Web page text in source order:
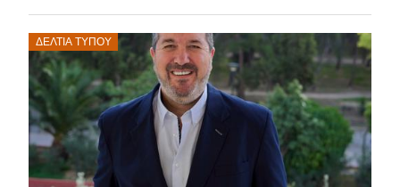
ΔΕΛΤΊΑ ΤΎΠΟΥ
Posted
on